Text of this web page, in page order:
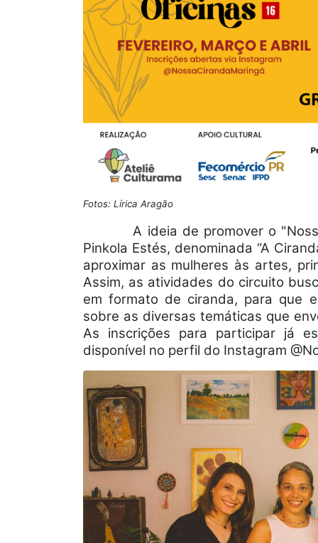
Fotos: Lírica Aragão
A ideia de promover o
Pinkola Estés, denominada “A
aproximar as mulheres às artes,
Assim, as atividades do circuito
em formato de ciranda, para que
sobre as diversas temáticas que
As inscrições para participar já
disponível no perfil do Instagram